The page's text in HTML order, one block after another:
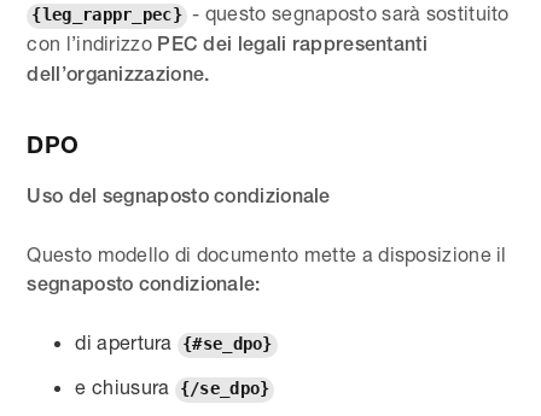
{leg_rappr_pec} - questo segnaposto sarà sostituito
con l’indirizzo PEC dei legali rappresentanti
dell’organizzazione.
DPO
Uso del segnaposto condizionale
Questo modello di documento mette a disposizione il
segnaposto condizionale:
di apertura {#se_dpo}
e chiusura {/se_dpo}